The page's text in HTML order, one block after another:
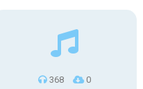
368 0